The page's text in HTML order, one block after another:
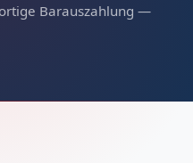
Barauszahlung —